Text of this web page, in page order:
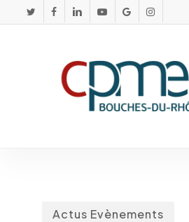
twitterfacebooklinkedinyoutubegoogle-
plus
instagram
Actus Evènements